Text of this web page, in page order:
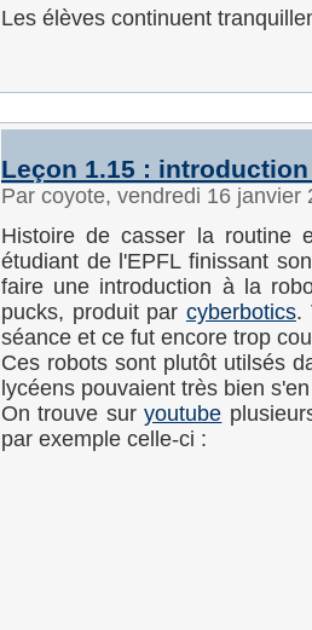
Les élèves continuent
Leçon 1.15 :
Par coyote, vendredi 16
Histoire de casser la routine
étudiant de l'EPFL finissant
faire une introduction à la
pucks, produit par cyberbotics.
séance et ce fut encore trop
Ces robots sont plutôt utilsés
lycéens pouvaient très bien
On trouve suryoutube
par exemple celle-ci :